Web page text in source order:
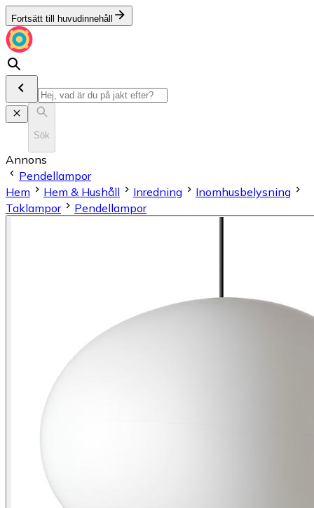
Fortsätt till huvudinnehåll
Sök
Annons
Pendellampor
Hem
Hem & Hushåll Inredning
Inomhusbelysning
Taklampor
Pendellampor